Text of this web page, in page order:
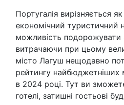
Португалія вирізняється
економічний туристичний
можливість
витрачаючи при цьому
місто Лагуш нещодавно
рейтингу найбюджетніших
в 2024 році. Тут ви
готелі, затишні гостьові